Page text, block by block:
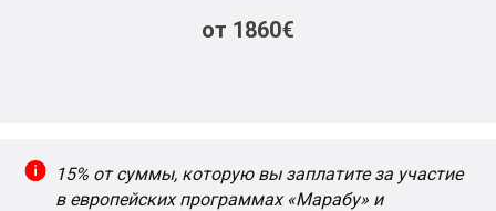
от 1860€
15% от суммы, которую вы заплатите за участие
в европейских программах «Марабу» и